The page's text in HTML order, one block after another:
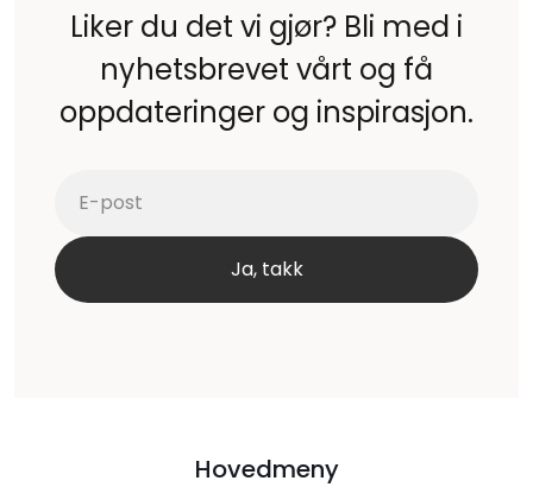
Liker du det vi gjør? Bli med i
nyhetsbrevet vårt og få
oppdateringer og inspirasjon.
Hovedmeny